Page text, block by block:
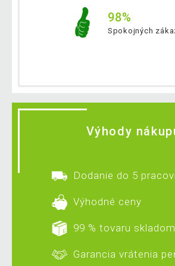
98%
Spokojných
Výhody
Dodanie do 5
Výhodné ceny
99 % tovaru skladom
Garancia vrátenia